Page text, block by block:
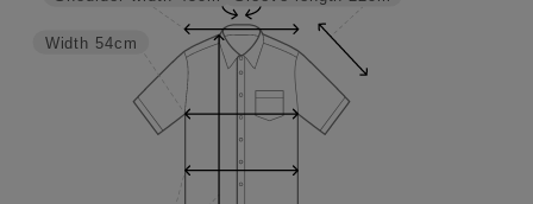
Width 54cm